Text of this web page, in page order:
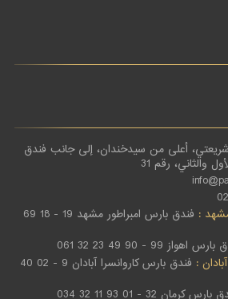
أعلی من سیدخندان، إلی جانب فندق
رقم 31
:
فندق بارس امبراطور مشهد 19 - 18 69
اهواز 99 - 90 49 23 32 061
:
فندق بارس کاروانسرا آبادان 9 - 02 40
کرمان 32 - 01 93 11 32 034